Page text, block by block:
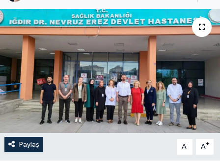
Paylaş A- A+